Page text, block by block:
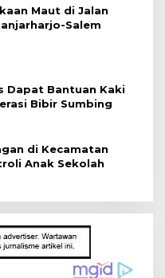
Maut di Jalan
Salem
Dapat Bantuan Kaki
Bibir Sumbing
di Kecamatan
Anak Sekolah